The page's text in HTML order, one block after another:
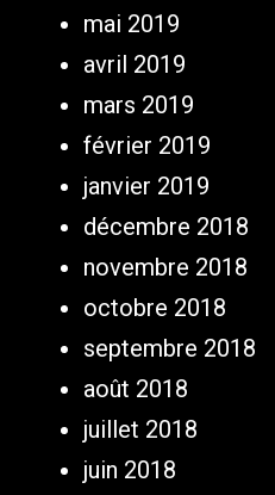
mai 2019
avril 2019
mars 2019
février 2019
janvier 2019
décembre 2018
novembre 2018
octobre 2018
septembre 2018
août 2018
juillet 2018
juin 2018